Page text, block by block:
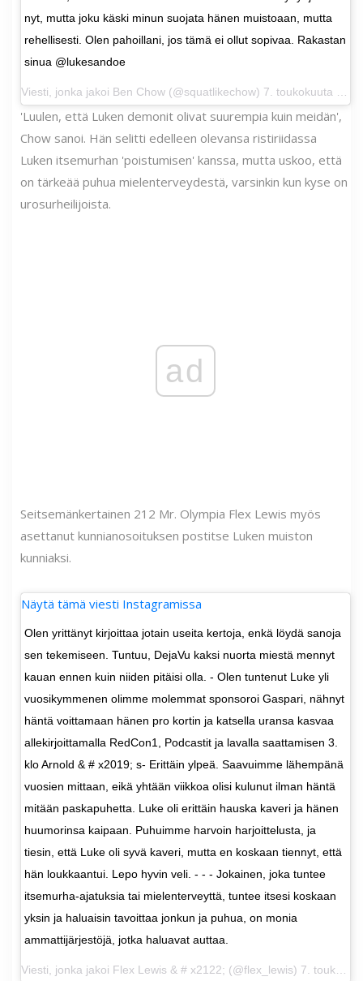
nyt, mutta joku käski minun suojata hänen muistoaan, mutta
rehellisesti. Olen pahoillani, jos tämä ei ollut sopivaa. Rakastan
sinua @lukesandoe
Viesti, jonka jakoi Ben Chow (@squatlikechow) 7. toukokuuta 2020 klo 16.16 PDT
'Luulen, että Luken demonit olivat suurempia kuin meidän',
Chow sanoi. Hän selitti edelleen olevansa ristiriidassa
Luken itsemurhan 'poistumisen' kanssa, mutta uskoo, että
on tärkeää puhua mielenterveydestä, varsinkin kun kyse on
urosurheilijoista.
ad
Seitsemänkertainen 212 Mr. Olympia Flex Lewis myös
asettanut kunnianosoituksen postitse Luken muiston
kunniaksi.
Näytä tämä viesti Instagramissa
Olen yrittänyt kirjoittaa jotain useita kertoja, enkä löydä sanoja
sen tekemiseen. Tuntuu, DejaVu kaksi nuorta miestä mennyt
kauan ennen kuin niiden pitäisi olla. - Olen tuntenut Luke yli
vuosikymmenen olimme molemmat sponsoroi Gaspari, nähnyt
häntä voittamaan hänen pro kortin ja katsella uransa kasvaa
allekirjoittamalla RedCon1, Podcastit ja lavalla saattamisen 3.
klo Arnold & # x2019; s- Erittäin ylpeä. Saavuimme lähempänä
vuosien mittaan, eikä yhtään viikkoa olisi kulunut ilman häntä
mitään paskapuhetta. Luke oli erittäin hauska kaveri ja hänen
huumorinsa kaipaan. Puhuimme harvoin harjoittelusta, ja
tiesin, että Luke oli syvä kaveri, mutta en koskaan tiennyt, että
hän loukkaantui. Lepo hyvin veli. - - - Jokainen, joka tuntee
itsemurha-ajatuksia tai mielenterveyttä, tuntee itsesi koskaan
yksin ja haluaisin tavoittaa jonkun ja puhua, on monia
ammattijärjestöjä, jotka haluavat auttaa.
Viesti, jonka jakoi Flex Lewis & # x2122; (@flex_lewis) 7. toukokuuta 2020 kello 13:09 PDT